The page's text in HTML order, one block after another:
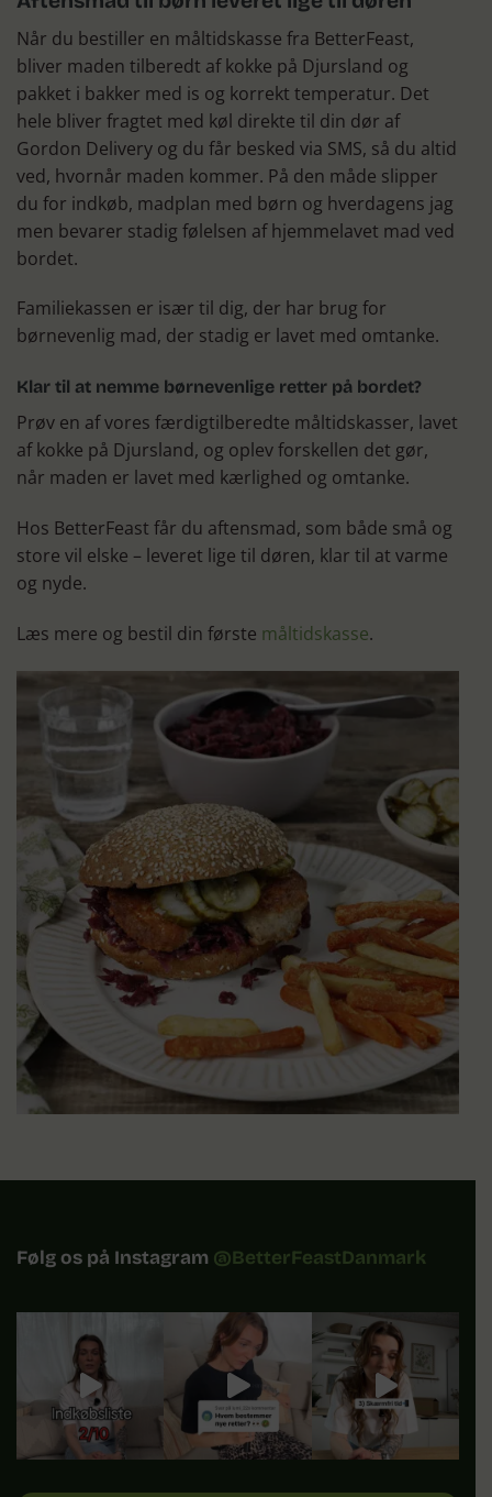
Når du bestiller en måltidskasse fra BetterFeast,
bliver maden tilberedt af kokke på Djursland og
pakket i bakker med is og korrekt temperatur. Det
hele bliver fragtet med køl direkte til din dør af
Gordon Delivery og du får besked via SMS, så du altid
ved, hvornår maden kommer. På den måde slipper
du for indkøb, madplan med børn og hverdagens jag
men bevarer stadig følelsen af hjemmelavet mad ved
bordet.
Familiekassen er især til dig, der har brug for
børnevenlig mad, der stadig er lavet med omtanke.
Klar til at nemme børnevenlige retter på bordet?
Prøv en af vores færdigtilberedte måltidskasser, lavet
af kokke på Djursland, og oplev forskellen det gør,
når maden er lavet med kærlighed og omtanke.
Hos BetterFeast får du aftensmad, som både små og
store vil elske – leveret lige til døren, klar til at varme
og nyde.
Læs mere og bestil din første måltidskasse.
Følg os på Instagram @BetterFeastDanmark